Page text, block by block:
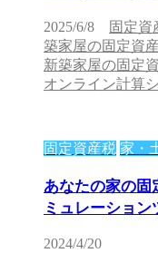
2025/6/8 固定資
築家屋の固定資
新築家屋の固定
オンライン計算
固定資産税 家・
あなたの家の固
ミュレーショ
2024/4/20